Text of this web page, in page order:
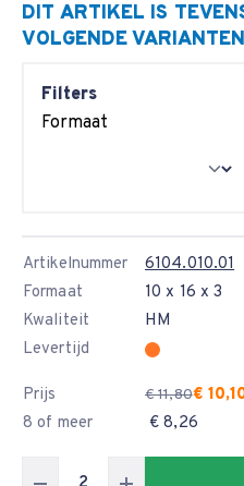
DIT ARTIKEL IS
VOLGENDE
Filters
Formaat
Artikelnummer
6104.010.01
Formaat
10 x 16 x 3
Kwaliteit
HM
Levertijd
Prijs € 11,80€
8 of meer
€ 8,26